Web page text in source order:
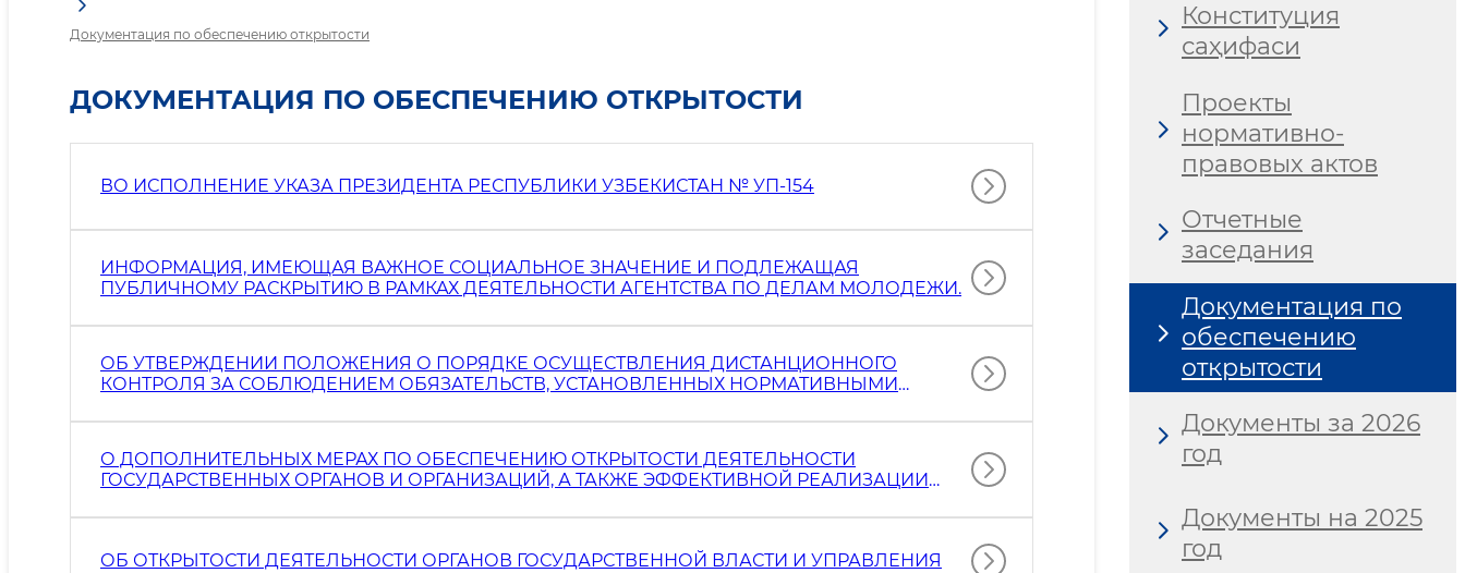
Документация по обеспечению открытости
ДОКУМЕНТАЦИЯ ПО ОБЕСПЕЧЕНИЮ ОТКРЫТОСТИ
ВО ИСПОЛНЕНИЕ УКАЗА ПРЕЗИДЕНТА РЕСПУБЛИКИ УЗБЕКИСТАН № УП-154
ИНФОРМАЦИЯ, ИМЕЮЩАЯ ВАЖНОЕ СОЦИАЛЬНОЕ ЗНАЧЕНИЕ И ПОДЛЕЖАЩАЯ
ПУБЛИЧНОМУ РАСКРЫТИЮ В РАМКАХ ДЕЯТЕЛЬНОСТИ АГЕНТСТВА ПО ДЕЛАМ МОЛОДЕЖИ.
ОБ УТВЕРЖДЕНИИ ПОЛОЖЕНИЯ О ПОРЯДКЕ ОСУЩЕСТВЛЕНИЯ ДИСТАНЦИОННОГО
КОНТРОЛЯ ЗА СОБЛЮДЕНИЕМ ОБЯЗАТЕЛЬСТВ, УСТАНОВЛЕННЫХ НОРМАТИВНЫМИ
ГОСУДАРСТВЕННЫХ ОРГАНОВ И ОРГАНИЗАЦИЙ
О ДОПОЛНИТЕЛЬНЫХ МЕРАХ ПО ОБЕСПЕЧЕНИЮ ОТКРЫТОСТИ ДЕЯТЕЛЬНОСТИ
ГОСУДАРСТВЕННЫХ ОРГАНОВ И ОРГАНИЗАЦИЙ, А ТАКЖЕ ЭФФЕКТИВНОЙ РЕАЛИЗАЦИИ
ОБ ОТКРЫТОСТИ ДЕЯТЕЛЬНОСТИ ОРГАНОВ ГОСУДАРСТВЕННОЙ ВЛАСТИ И УПРАВЛЕНИЯ
Конституция
саҳифаси
Проекты
нормативно-
правовых актов
Отчетные
заседания
Документация по
обеспечению
открытости
Документы за 2026
год
Документы на 2025
год